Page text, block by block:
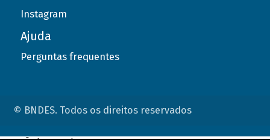
Instagram
Ajuda
Perguntas frequentes
© BNDES. Todos os direitos reservados